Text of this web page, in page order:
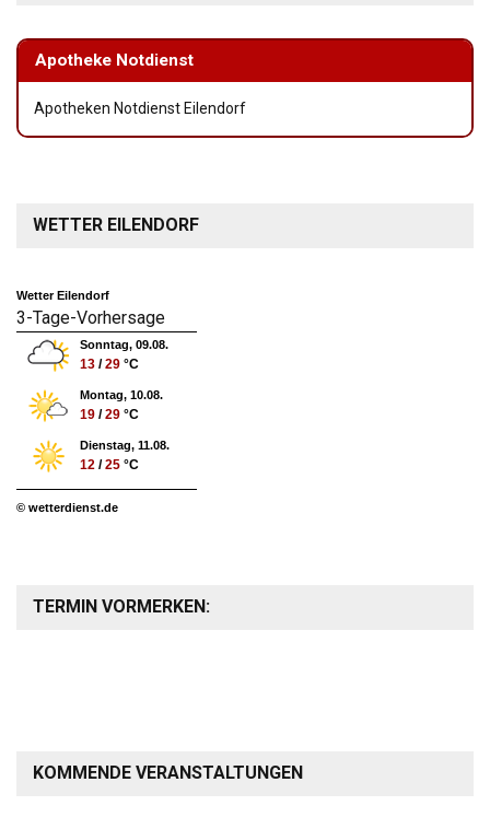
Apotheke Notdienst
Apotheken Notdienst Eilendorf
WETTER EILENDORF
Wetter Eilendorf
3-Tage-Vorhersage
Sonntag, 09.08.
13 /29 °C
Montag, 10.08.
19 /29 °C
Dienstag, 11.08.
12 /25 °C
© wetterdienst.de
TERMIN VORMERKEN:
KOMMENDE VERANSTALTUNGEN